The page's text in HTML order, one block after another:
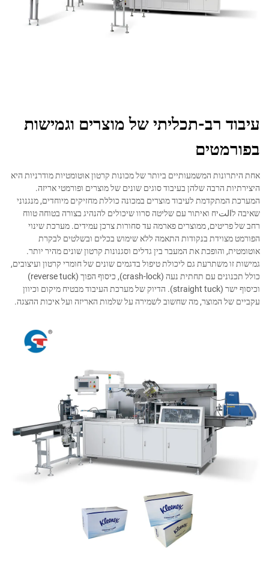
עיבוד רב-תכליתי של מוצרים וגמישות
בפורמטים
אחת היתרונות המשמעותיים ביותר של מכונות קרטון אוטומטיות מודרניות היא
היצירתיות הרבה שלהן בעיבוד סוגים שונים של מוצרים ופורמטי אריזה.
המערכת המתקדמת לעיבוד מוצרים במכונה כוללת מחזיקים מיוחדים, מנגנוני
שאיבה לالتיח ואיתור עם שליטה סרוו שיכולים להנהיג בצורה בטוחה טווח
רחב של פריטים, ממוצרים פארמה עד סחורות צרכן עמידים. מערכת שינוי
הפורמט מצוידת בנקודות התאמה ללא שימוש בכלים ובשלטים לבקרת
אוטומטית, והופכת את המעבר בין גדלים וסגנונות קרטון שונים מהיר יותר.
גמישות זו משתרעת גם ליכולת טיפול בדגמים שונים של חומרי קרטון ועיצובים,
כולל תכנונים עם תחתית נעה (crash-lock), כיסוף הפוך (reverse tuck)
וכיסוף ישר (straight tuck). הדיוק של מערכת העיבוד מבטיח מיקום וכיוון
עקביים של המוצר, מה שחשוב לשמירה על שלמות האריזה ועל איכות ההצגה.